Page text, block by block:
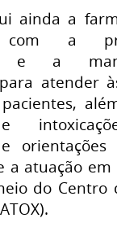
ainda a
com a
e a
atender
e
orientações
a atuação
do Centro